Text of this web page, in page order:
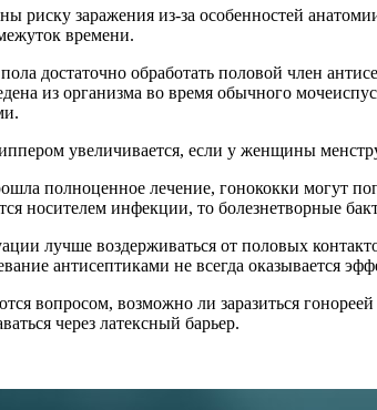
риску заражения из-за особенностей
времени.
достаточно обработать половой член
из организма во время обычного
увеличивается, если у женщины
полноценное лечение, гонококки могут
носителем инфекции, то болезнетворные
лучше воздерживаться от половых
антисептиками не всегда оказывается
вопросом, возможно ли заразиться
через латексный барьер.